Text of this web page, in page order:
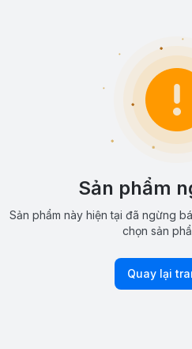
Sản phẩm
Sản phẩm này hiện tại đã ngừng
chọn sản
Quay lại